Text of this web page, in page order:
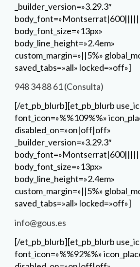
_builder_version=»3.29.3″
body_font_size=»13px»
body_line_height=»2.4em»
custom_margin=»||5%»
saved_tabs=»all» locked=»off»]
948 34 88 61 (Consulta)
[/et_pb_blurb][et_pb_blurb
font_icon=»%%109%%»
disabled_on=»on|off|off»
_builder_version=»3.29.3″
body_font_size=»13px»
body_line_height=»2.4em»
custom_margin=»||5%»
saved_tabs=»all» locked=»off»]
info@gous.es
[/et_pb_blurb][et_pb_blurb
font_icon=»%%92%%»